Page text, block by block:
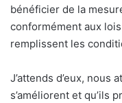
bénéficier de la
conformément aux
remplissent les
J’attends d’eux, nous
s’améliorent et qu’ils